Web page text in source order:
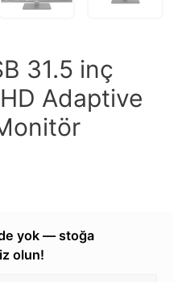
31.5 inç
Adaptive
yok — stoğa
olun!